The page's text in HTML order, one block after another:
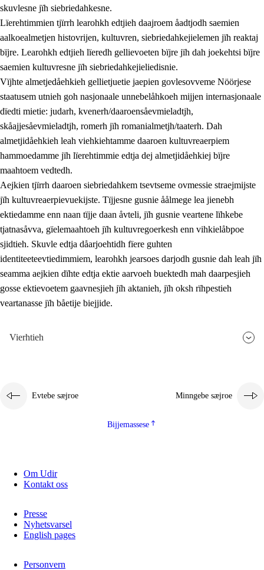
skuvlesne jïh siebriedahkesne.
Lïerehtimmien tjïrrh learohkh edtjieh daajroem åadtjodh saemien
aalkoealmetjen histovrijen, kultuvren, siebriedahkejielemen jïh reaktaj
bïjre. Learohkh edtjieh lïeredh gellievoeten bïjre jïh dah joekehtsi bïjre
saemien kultuvresne jïh siebriedahkejieliedisnie.
Vïjhte almetjedåehkieh gellietjuetie jaepien govlesovveme Nöörjese
staatusem utnieh goh nasjonaale unnebelåhkoeh mijjen internasjonaale
dïedti mietie: judarh, kvenerh/daaroensåevmieladtjh,
skåajjesåevmieladtjh, romerh jïh romanialmetjh/taaterh. Dah
almetjidåehkieh leah viehkiehtamme daaroen kultuvreaerpiem
hammoedamme jïh lïerehtimmie edtja dej almetjidåehkiej bïjre
maahtoem vedtedh.
Aejkien tjïrrh daaroen siebriedahkem tsevtseme ovmessie straejmijste
jïh kultuvreaerpievuekijste. Tïjjesne gusnie åålmege lea jienebh
ektiedamme enn naan tïjje daan åvteli, jïh gusnie veartene lïhkebe
tjatnasåvva, gïelemaahtoeh jïh kultuvregoerkesh enn vihkielåbpoe
sjidtieh. Skuvle edtja dåarjoehtidh fïere guhten
identiteeteevtiedimmiem, learohkh jearsoes darjodh gusnie dah leah jïh
seamma aejkien dïhte edtja ektie aarvoeh buektedh mah daarpesjieh
gosse ektievoetem gaavnesjieh jïh aktanieh, jïh oksh rïhpestieh
veartanasse jïh båetije biejjide.
Vierhtieh
Evtebe sæjroe Minngebe sæjroe
Bijjemassese
Om Udir
Kontakt oss
Presse
Nyhetsvarsel
English pages
Personvern